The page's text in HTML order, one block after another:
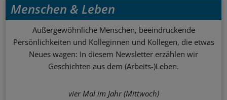
Menschen & Leben
Außergewöhnliche Menschen, beeindruckende
Persönlichkeiten und Kolleginnen und Kollegen, die etwas
Neues wagen: In diesem Newsletter erzählen wir
Geschichten aus dem (Arbeits-)Leben.
vier Mal im Jahr (Mittwoch)